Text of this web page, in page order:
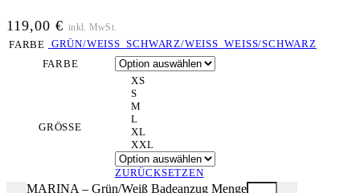
119,00 € inkl. MwSt.
FARBE GRÜN/WEISS SCHWARZ/WEISS WEISS/SCHWARZ
FARBE
GRÖSSE
XS
S
M
L
XL
XXL
ZURÜCKSETZEN
MARINA – Grün/Weiß Badeanzug Menge